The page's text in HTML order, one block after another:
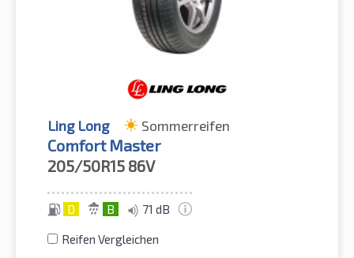
Ling Long Sommerreifen
Comfort Master
205/50R15 86V
D B 71 dB
Reifen Vergleichen